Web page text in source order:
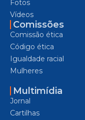
Fotos
Vídeos
Comissões
Comissão ética
Código ética
Igualdade racial
Mulheres
Multimídia
Jornal
Cartilhas